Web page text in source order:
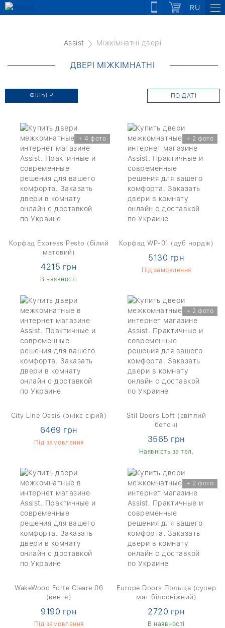
RU
Assist Міжкімнатні двері
ДВЕРІ МІЖКІМНАТНІ
ФІЛЬТР ПО ДАТІ
+ 4 фото
Корфад Express Pesto (білий
матовий)
4215 грн
В наявності
+ 2 фото
Корфад WP-01 (дуб нордік)
5130 грн
Під замовлення
City Line Oasis (онікс сірий)
6469 грн
Під замовлення
+ 2 фото
Stil Doors Loft (світлий
бетон)
3565 грн
Наявність за тел.
WakeWood Forte Cleare 06
(венге)
9190 грн
Під замовлення
+ 2 фото
Europe Doors Польща (супер
мат білосніжний)
2720 грн
В наявності